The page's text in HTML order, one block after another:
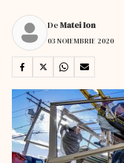
DeMatei Ion
03 NOIEMBRIE 2020